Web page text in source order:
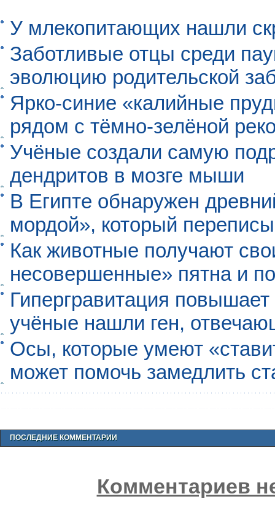
У млекопитающих нашли
Заботливые отцы среди
эволюцию родительской
Ярко-синие «калийные
рядом с тёмно-зелёной
Учёные создали самую
дендритов в мозге мыши
В Египте обнаружен
мордой», который
Как животные получают
несовершенные» пятна и
Гипергравитация
учёные нашли ген,
Осы, которые умеют
может помочь замедлить
ПОСЛЕДНИЕ КОММЕНТАРИИ
Комментариев